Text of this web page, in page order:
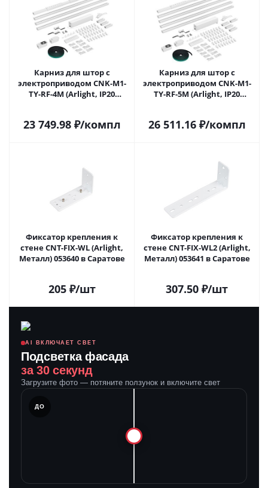
Карниз для штор с
электроприводом CNK-M1-
TY-RF-4M (Arlight, IP20
23 749.98₽/компл
Карниз для штор с
электроприводом CNK-M1-
TY-RF-5M (Arlight, IP20
26 511.16₽/компл
Фиксатор крепления к
стене CNT-FIX-WL (Arlight,
Металл) 053640 в Саратове
205₽/шт
Фиксатор крепления к
стене CNT-FIX-WL2 (Arlight,
Металл) 053641 в Саратове
307.50 ₽/шт
AI ВКЛЮЧАЕТ СВЕТ
Подсветка фасада
за 30 секунд
Загрузите фото — потяните ползунок и включите свет
ДО